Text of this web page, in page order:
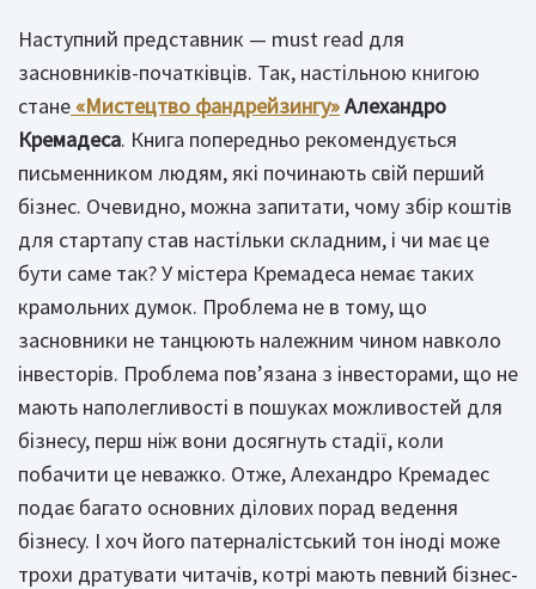
Наступний представник — must read для
засновників-початківців. Так, настільною книгою
стане «Мистецтво фандрейзингу»Алехандро
Кремадеса. Книга попередньо рекомендується
письменником людям, які починають свій перший
бізнес. Очевидно, можна запитати, чому збір коштів
для стартапу став настільки складним, і чи має це
бути саме так? У містера Кремадеса немає таких
крамольних думок. Проблема не в тому, що
засновники не танцюють належним чином навколо
інвесторів. Проблема пов’язана з інвесторами, що не
мають наполегливості в пошуках можливостей для
бізнесу, перш ніж вони досягнуть стадії, коли
побачити це неважко. Отже, Алехандро Кремадес
подає багато основних ділових порад ведення
бізнесу. І хоч його патерналістський тон іноді може
трохи дратувати читачів, котрі мають певний бізнес-